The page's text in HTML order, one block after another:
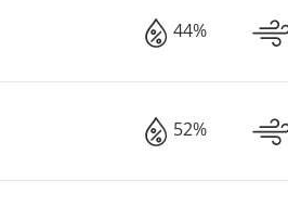
44%
52%